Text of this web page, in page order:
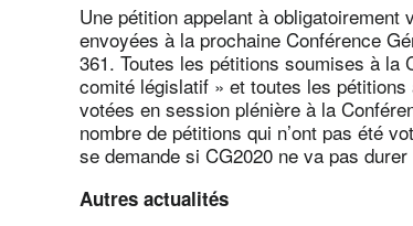
Une pétition appelant à
envoyées à la prochaine Conférence
361. Toutes les pétitions soumises à la
comité législatif » et toutes les
votées en session plénière à la
nombre de pétitions qui n’ont pas été
se demande si CG2020 ne va pas
Autres actualités